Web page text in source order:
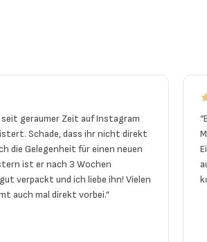
geraumer Zeit auf Instagram
Schade, dass ihr nicht direkt
die Gelegenheit für einen neuen
ist er nach 3 Wochen
verpackt und ich liebe ihn! Vielen
auch mal direkt vorbei.”
“